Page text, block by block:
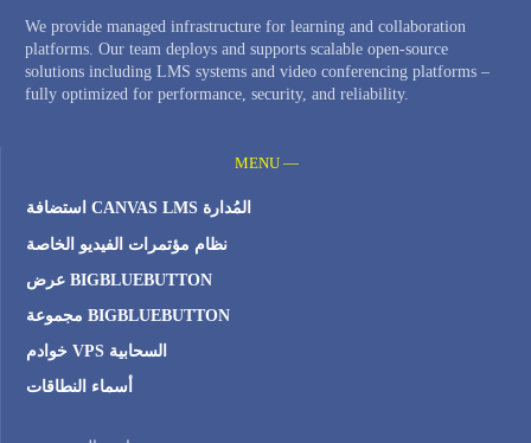
We provide managed infrastructure for learning and collaboration
platforms. Our team deploys and supports scalable open-source
solutions including LMS systems and video conferencing platforms –
fully optimized for performance, security, and reliability.
MENU —
استضافة CANVAS LMS المُدارة
نظام مؤتمرات الفيديو الخاصة
عرض BIGBLUEBUTTON
مجموعة BIGBLUEBUTTON
خوادم VPS السحابية
أسماء النطاقات